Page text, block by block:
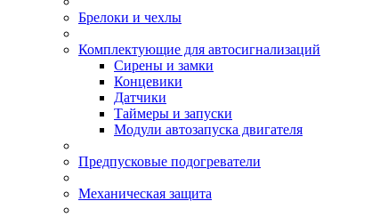
Брелоки и чехлы
Комплектующие для автосигнализаций
Сирены и замки
Концевики
Датчики
Таймеры и запуски
Модули автозапуска двигателя
Предпусковые подогреватели
Механическая защита